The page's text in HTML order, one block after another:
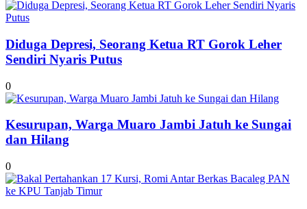
Diduga Depresi, Seorang Ketua RT Gorok Leher
Sendiri Nyaris Putus
0
Kesurupan, Warga Muaro Jambi Jatuh ke Sungai
dan Hilang
0